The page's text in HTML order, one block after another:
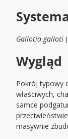
Gallotia galloti
Wygląd
Pokrój typowy
właściwych,
samce
masywnie